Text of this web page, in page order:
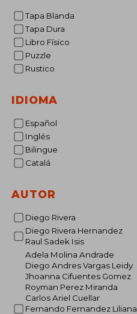
Tapa Blanda
Tapa Dura
Libro Físico
Puzzle
Rustico
IDIOMA
Español
Inglés
Bilingue
Catalá
AUTOR
Diego Rivera
Diego Rivera Hernandez
Raul Sadek Isis
Adela Molina Andrade
Diego Andres Vargas Leidy
Jhoanna Cifuentes Gomez
Royman Perez Miranda
Carlos Ariel Cuellar
Fernando Fernandez Liliana